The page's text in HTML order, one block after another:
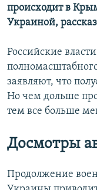
происходит в
Украиной,
Российские
заявляют, что
Но чем дольше
тем все больше
Досмотры
Продолжение